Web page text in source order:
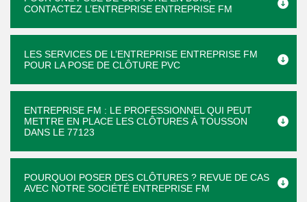
CONTACTEZ L’ENTREPRISE ENTREPRISE FM
LES SERVICES DE L’ENTREPRISE ENTREPRISE FM
POUR LA POSE DE CLÔTURE PVC
ENTREPRISE FM : LE PROFESSIONNEL QUI PEUT
METTRE EN PLACE LES CLÔTURES À TOUSSON
DANS LE 77123
POURQUOI POSER DES CLÔTURES ? REVUE DE CAS
AVEC NOTRE SOCIÉTÉ ENTREPRISE FM